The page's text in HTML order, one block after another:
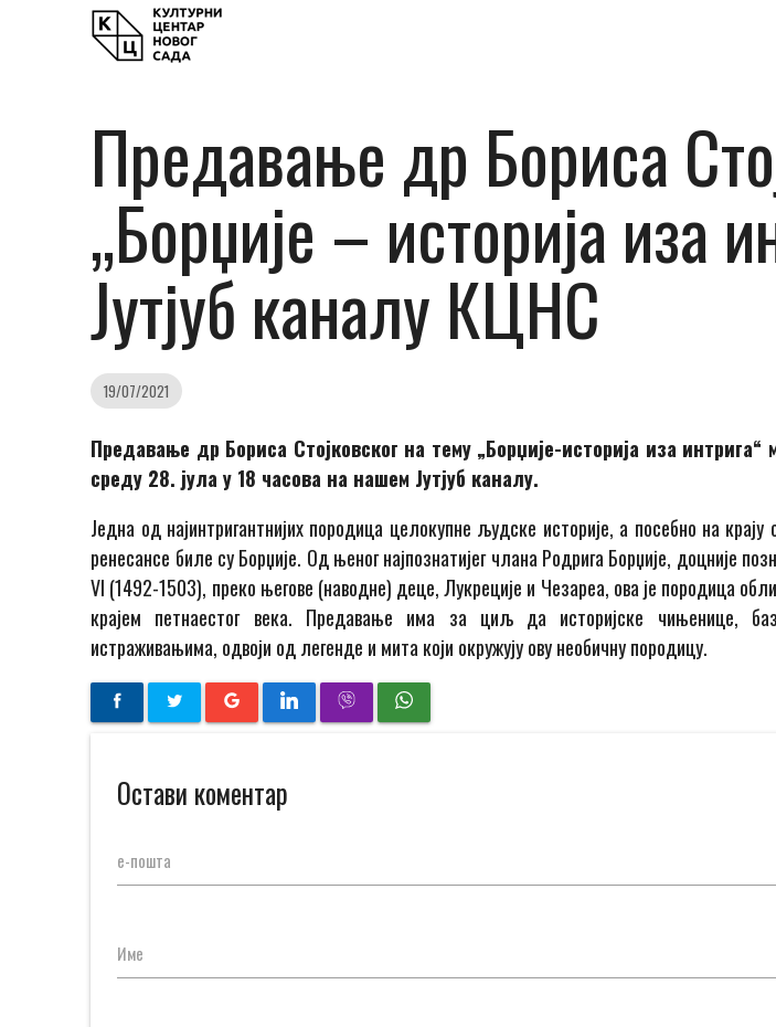
Предавање др Бориса
„Борџије – историја иза
Jутјуб каналу КЦНС
19/07/2021
Предавање др Бориса Стојковског на тему „Борџије-историја иза
среду 28. јула у 18 часова на нашем Јутјуб каналу.
Једна од најинтригантнијих породица целокупне људске историје, а посебно на
ренесансе биле су Борџије. Од њеног најпознатијег члана Родрига Борџије, доцније
VI (1492-1503), преко његове (наводне) деце, Лукреције и Чезареа, ова је породица
крајем петнаестог века. Предавање има за циљ да историјске чињенице,
истраживањима, одвоји од легенде и мита који окружују ову необичну породицу.
Остави коментар
е-пошта
Име